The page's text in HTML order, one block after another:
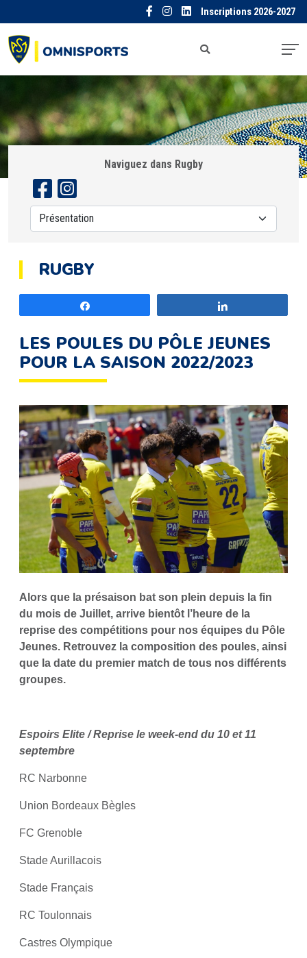
Inscriptions 2026-2027
Naviguez dans Rugby
RUGBY
LES POULES DU PÔLE JEUNES
POUR LA SAISON 2022/2023
Alors que la présaison bat son plein depuis la fin
du mois de Juillet, arrive bientôt l’heure de la
reprise des compétitions pour nos équipes du Pôle
Jeunes. Retrouvez la composition des poules, ainsi
que la date du premier match de tous nos différents
groupes.
Espoirs Elite / Reprise le week-end du 10 et 11
septembre
RC Narbonne
Union Bordeaux Bègles
FC Grenoble
Stade Aurillacois
Stade Français
RC Toulonnais
Castres Olympique